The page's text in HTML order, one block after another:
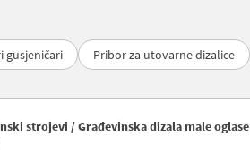
gusjeničari Pribor za utovarne dizalice
strojevi / Građevinska dizala male oglase